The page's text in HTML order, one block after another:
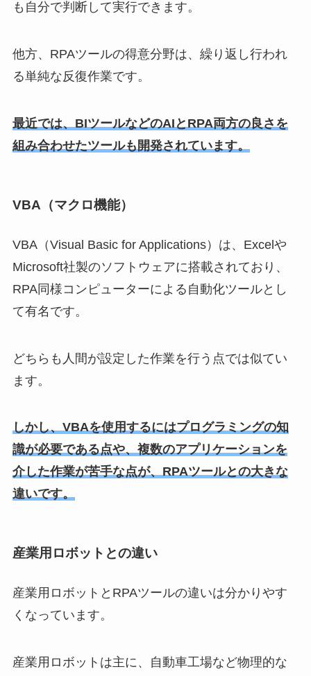
も自分で判断して実行できます。
他方、RPAツールの得意分野は、繰り返し行われ
る単純な反復作業です。
最近では、BIツールなどのAIとRPA両方の良さを
組み合わせたツールも開発されています。
VBA（マクロ機能）
VBA（Visual Basic for Applications）は、Excelや
Microsoft社製のソフトウェアに搭載されており、
RPA同様コンピューターによる自動化ツールとし
て有名です。
どちらも人間が設定した作業を行う点では似てい
ます。
しかし、VBAを使用するにはプログラミングの知
識が必要である点や、複数のアプリケーションを
介した作業が苦手な点が、RPAツールとの大きな
違いです。
産業用ロボットとの違い
産業用ロボットとRPAツールの違いは分かりやす
くなっています。
産業用ロボットは主に、自動車工場など物理的な